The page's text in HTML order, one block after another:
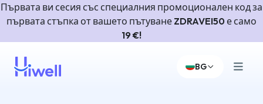
Първата ви сесия със специалния промоционален код за
първата стъпка от вашето пътуване ZDRAVEI50 е само
19 €!
BG